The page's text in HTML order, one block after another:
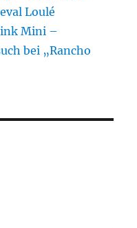
Loulé
Mini –
bei „Rancho